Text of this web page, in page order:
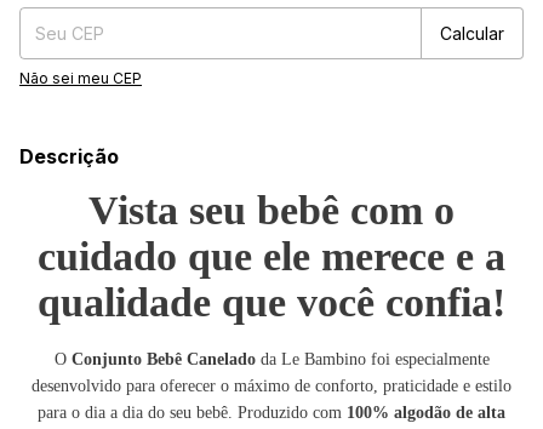
Calcular
Não sei meu CEP
Descrição
Vista seu bebê com o
cuidado que ele merece e a
qualidade que você confia!
O Conjunto Bebê Caneladoda Le Bambino foi especialmente
desenvolvido para oferecer o máximo de conforto, praticidade e estilo
para o dia a dia do seu bebê. Produzido com 100% algodão de alta